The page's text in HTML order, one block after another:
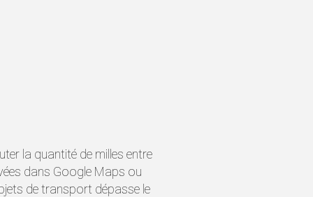
la quantité de milles entre
dans Google Maps ou
de transport dépasse le